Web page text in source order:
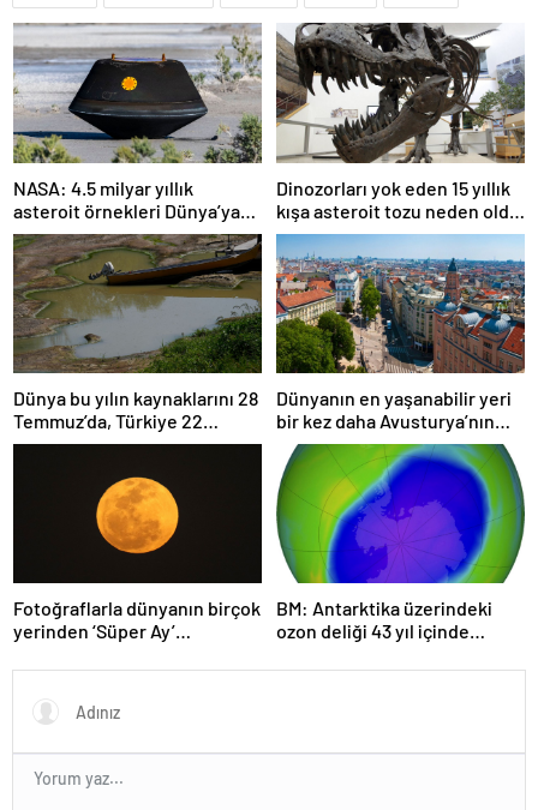
NASA: 4.5 milyar yıllık
asteroit örnekleri Dünya’ya
getirildi; yaşamın
başlangıcına ışık tutabilir
Dinozorları yok eden 15 yıllık
kışa asteroit tozu neden oldu
| Araştırma
Dünya bu yılın kaynaklarını 28
Temmuz’da, Türkiye 22
Haziran’da tüketti
Dünyanın en yaşanabilir yeri
bir kez daha Avusturya’nın
başkenti Viyana oldu
Fotoğraflarla dünyanın birçok
yerinden ‘Süper Ay’
BM: Antarktika üzerindeki
ozon deliği 43 yıl içinde